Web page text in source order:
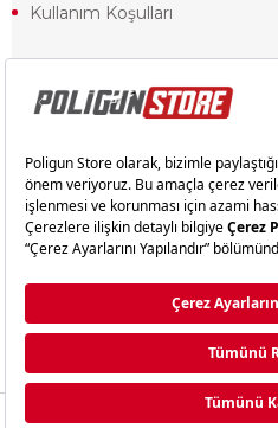
Kullanım Koşulları
18 yaşından küçük olduğunuz
kısıtlamalardan dolayı oluşabilecek
sorumluluk ve yükümlülükler
Yasa gereği 18 yaşından küçük
alışveriş yapmaları yasaktır.
sözleşmemimizi
Ticimax